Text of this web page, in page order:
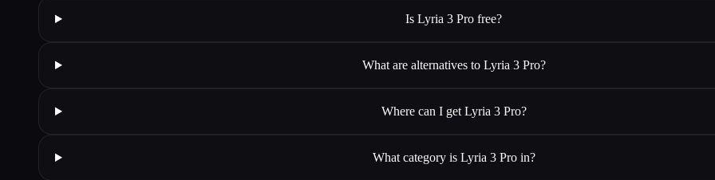
Is Lyria 3 Pro free?
What are alternatives to Lyria 3 Pro?
Where can I get Lyria 3 Pro?
What category is Lyria 3 Pro in?